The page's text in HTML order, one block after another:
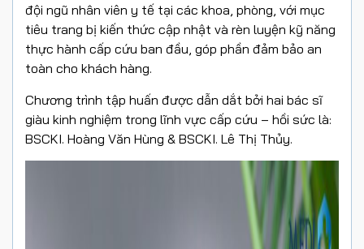
đội ngũ nhân viên y tế tại các khoa, phòng, với mục
tiêu trang bị kiến thức cập nhật và rèn luyện kỹ năng
thực hành cấp cứu ban đầu, góp phần đảm bảo an
toàn cho khách hàng.
Chương trình tập huấn được dẫn dắt bởi hai bác sĩ
giàu kinh nghiệm trong lĩnh vực cấp cứu – hồi sức là:
BSCKI. Hoàng Văn Hùng & BSCKI. Lê Thị Thủy.